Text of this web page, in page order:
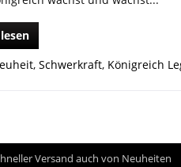
, Schwerkraft, Königreich
Versand auch von Neuheiten